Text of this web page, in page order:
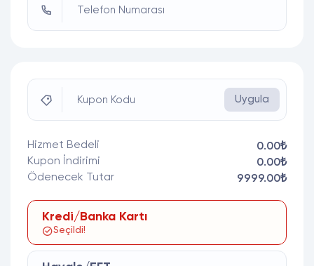
Telefon Numarası
Kupon Kodu Uygula
Hizmet Bedeli
0.00₺
Kupon İndirimi
0.00₺
Ödenecek Tutar
9999.00₺
Kredi/Banka Kartı
Seçildi!